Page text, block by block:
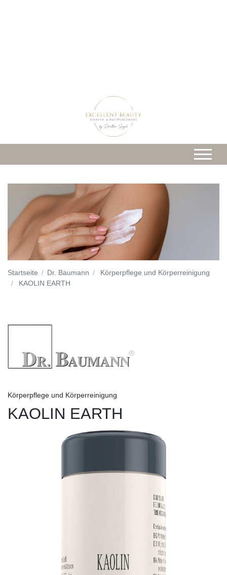
Startseite Dr. Baumann
Körperpflege und Körperreinigung
KAOLIN EARTH
Körperpflege und Körperreinigung
KAOLIN EARTH